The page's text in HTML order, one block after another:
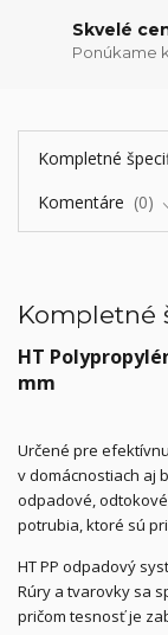
Skvelé
Ponúkame
Kompletné
Komentáre
0
Kompletné
HT
mm
Určené pre
v domácnostiach aj
odpadové,
potrubia, ktoré sú
HT PP odpadový
Rúry a tvarovky sa
pričom tesnosť je